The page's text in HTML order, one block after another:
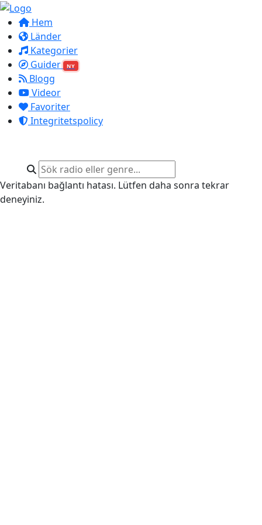
Hem
Länder
Kategorier
Guider
NY
Blogg
Videor
Favoriter
Integritetspolicy
Veritabanı bağlantı hatası. Lütfen daha sonra tekrar
deneyiniz.